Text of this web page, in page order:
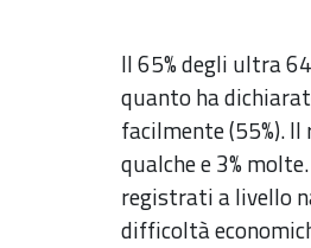
Il 65% degli ultra
quanto ha
facilmente (55%).
qualche e 3%
registrati a livello
difficoltà